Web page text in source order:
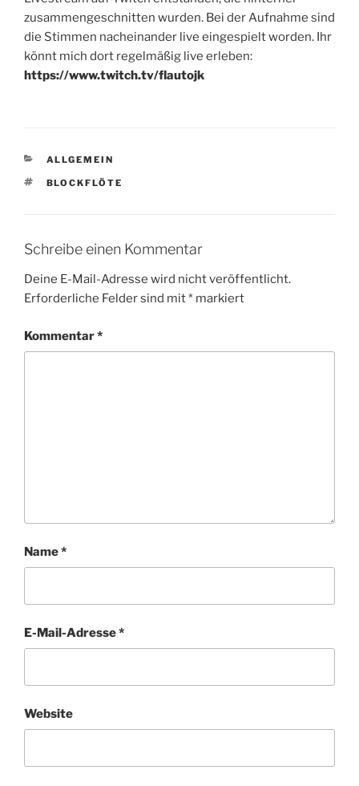
zusammengeschnitten wurden. Bei der Aufnahme sind
die Stimmen nacheinander live eingespielt worden. Ihr
könnt mich dort regelmäßig live erleben:
https://www.twitch.tv/flautojk
KATEGORIEN
ALLGEMEIN
SCHLAGWÖRTER
BLOCKFLÖTE
Schreibe einen Kommentar
Deine E-Mail-Adresse wird nicht veröffentlicht.
Erforderliche Felder sind mit* markiert
Kommentar*
Name*
E-Mail-Adresse*
Website